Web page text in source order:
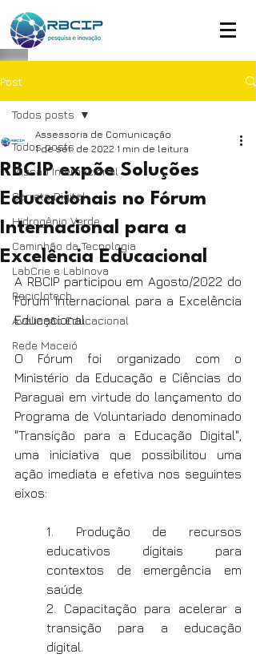
Post
Todos posts
Missão Internacional
Carreta Digital
Hidrogênio Verde
Caminhão da Tecnologia
LabCrie e LabInova
Reciclotech
Avaliação Educacional
Rede Maceió
Todos posts
RBCIP expõe Soluções
Educacionais no Fórum
Internacional para a
Excelência Educacional
Assessoria de Comunicação
1 de set. de 2022 1 min de leitura
A RBCIP participou em Agosto/2022 do
Fórum Internacional para a Excelência
Educacional.
O Fórum foi organizado com o
Ministério da Educação e Ciências do
Paraguai em virtude do lançamento do
Programa de Voluntariado denominado
"Transição para a Educação Digital",
uma iniciativa que possibilitou uma
ação imediata e efetiva nos seguintes
eixos:
1. Produção de recursos
educativos digitais para
contextos de emergência em
saúde.
2. Capacitação para acelerar a
transição para a educação
digital.